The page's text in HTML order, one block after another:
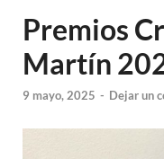
Premios
Martín
9 mayo, 2025 - Dejar un